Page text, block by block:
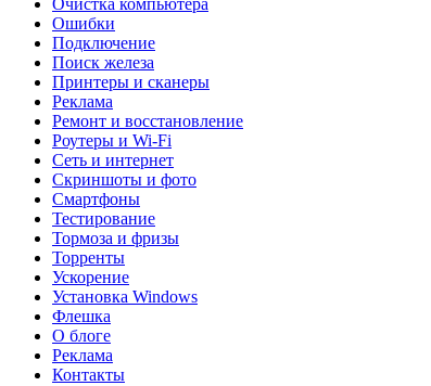
Очистка компьютера
Ошибки
Подключение
Поиск железа
Принтеры и сканеры
Реклама
Ремонт и восстановление
Роутеры и Wi-Fi
Сеть и интернет
Скриншоты и фото
Смартфоны
Тестирование
Тормоза и фризы
Торренты
Ускорение
Установка Windows
Флешка
О блоге
Реклама
Контакты